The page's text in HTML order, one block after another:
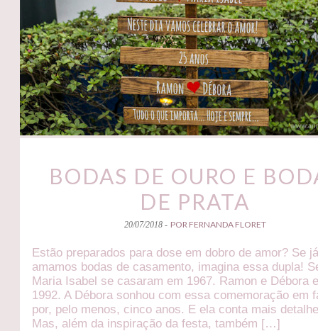
BODAS DE OURO E
DE PRATA
20/07/2018 - POR FERNANDA FLORET
Estão preparados para dose em dobro de amor? Se
amamos bodas de casamento, imagina essa dupla!
Maria Isabel se casaram em 1967. Ramon e Débora
1992. A Débora sonhou com essa comemoração em
por, pelo menos, cinco anos. E ela conta mais
Mas, além da inspiração da festa, também […]